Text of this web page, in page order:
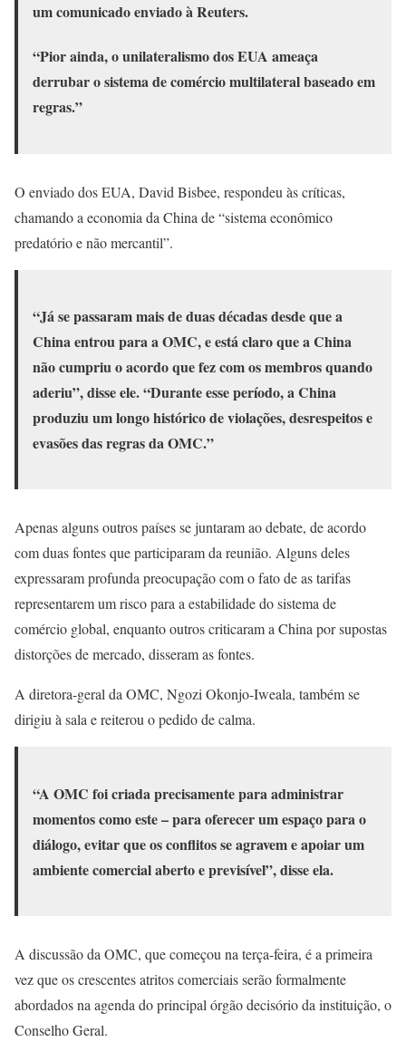
um comunicado enviado à Reuters.
“Pior ainda, o unilateralismo dos EUA ameaça
derrubar o sistema de comércio multilateral baseado em
regras.”
O enviado dos EUA, David Bisbee, respondeu às críticas,
chamando a economia da China de “sistema econômico
predatório e não mercantil”.
“Já se passaram mais de duas décadas desde que a
China entrou para a OMC, e está claro que a China
não cumpriu o acordo que fez com os membros quando
aderiu”, disse ele. “Durante esse período, a China
produziu um longo histórico de violações, desrespeitos e
evasões das regras da OMC.”
Apenas alguns outros países se juntaram ao debate, de acordo
com duas fontes que participaram da reunião. Alguns deles
expressaram profunda preocupação com o fato de as tarifas
representarem um risco para a estabilidade do sistema de
comércio global, enquanto outros criticaram a China por supostas
distorções de mercado, disseram as fontes.
A diretora-geral da OMC, Ngozi Okonjo-Iweala, também se
dirigiu à sala e reiterou o pedido de calma.
“A OMC foi criada precisamente para administrar
momentos como este – para oferecer um espaço para o
diálogo, evitar que os conflitos se agravem e apoiar um
ambiente comercial aberto e previsível”, disse ela.
A discussão da OMC, que começou na terça-feira, é a primeira
vez que os crescentes atritos comerciais serão formalmente
abordados na agenda do principal órgão decisório da instituição, o
Conselho Geral.